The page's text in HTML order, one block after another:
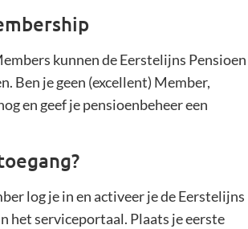
kunnen de Eerstelijns Pensioen
Ben je geen (excellent) Member,
en geef je pensioenbeheer een
log je in en activeer je de Eerstelijns
het serviceportaal. Plaats je eerste